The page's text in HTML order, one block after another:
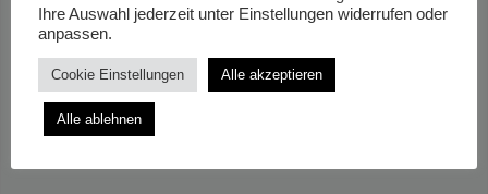
Ihre Auswahl jederzeit unter Einstellungen widerrufen oder
anpassen.
Cookie Einstellungen Alle akzeptieren
Alle ablehnen